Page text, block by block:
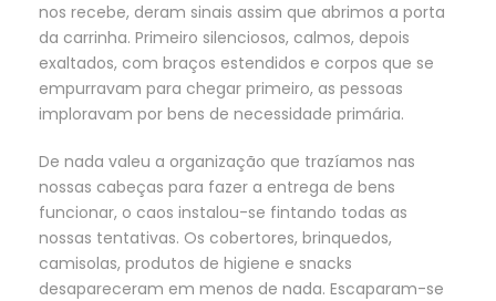
nos recebe, deram sinais assim que abrimos a porta
da carrinha. Primeiro silenciosos, calmos, depois
exaltados, com braços estendidos e corpos que se
empurravam para chegar primeiro, as pessoas
imploravam por bens de necessidade primária.
De nada valeu a organização que trazíamos nas
nossas cabeças para fazer a entrega de bens
funcionar, o caos instalou-se fintando todas as
nossas tentativas. Os cobertores, brinquedos,
camisolas, produtos de higiene e snacks
desapareceram em menos de nada. Escaparam-se